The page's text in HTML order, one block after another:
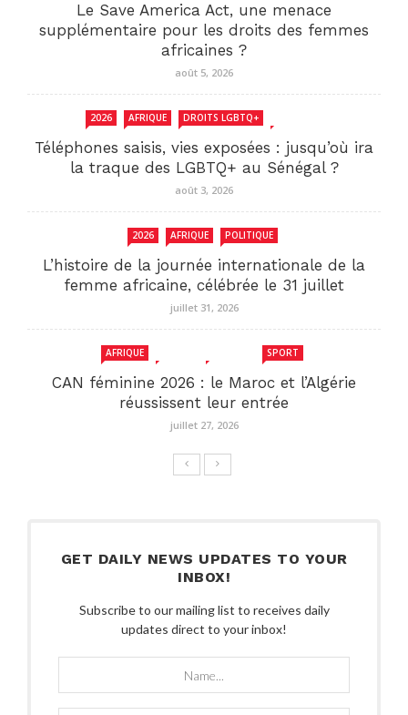
Le Save America Act, une menace
supplémentaire pour les droits des femmes
africaines ?
août 5, 2026
2026 AFRIQUE DROITS LGBTQ+
Téléphones saisis, vies exposées : jusqu’où ira
la traque des LGBTQ+ au Sénégal ?
août 3, 2026
2026 AFRIQUE POLITIQUE
L’histoire de la journée internationale de la
femme africaine, célébrée le 31 juillet
juillet 31, 2026
AFRIQUE SPORT
CAN féminine 2026 : le Maroc et l’Algérie
réussissent leur entrée
juillet 27, 2026
GET DAILY NEWS UPDATES TO YOUR
INBOX!
Subscribe to our mailing list to receives daily
updates direct to your inbox!